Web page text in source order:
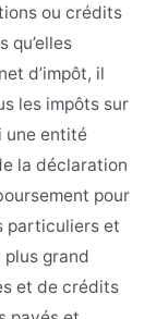
ou crédits
qu’elles
d’impôt, il
les impôts sur
une entité
la déclaration
pour
particuliers et
grand
et de crédits